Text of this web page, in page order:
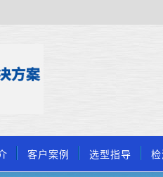
客户案例 选型指导